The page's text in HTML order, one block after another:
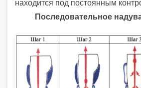
находится под постоянным
Последовательное